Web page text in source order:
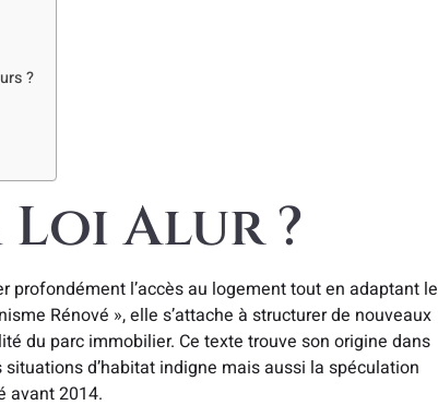
?
Loi Alur ?
profondément l’accès au logement tout en adaptant le
Rénové », elle s’attache à structurer de nouveaux
du parc immobilier. Ce texte trouve son origine dans
d’habitat indigne mais aussi la spéculation
avant 2014.